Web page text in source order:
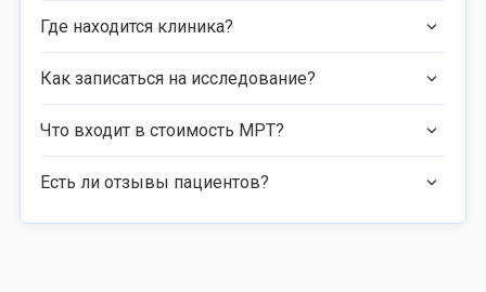
Где находится клиника?
Как записаться на исследование?
Что входит в стоимость МРТ?
Есть ли отзывы пациентов?